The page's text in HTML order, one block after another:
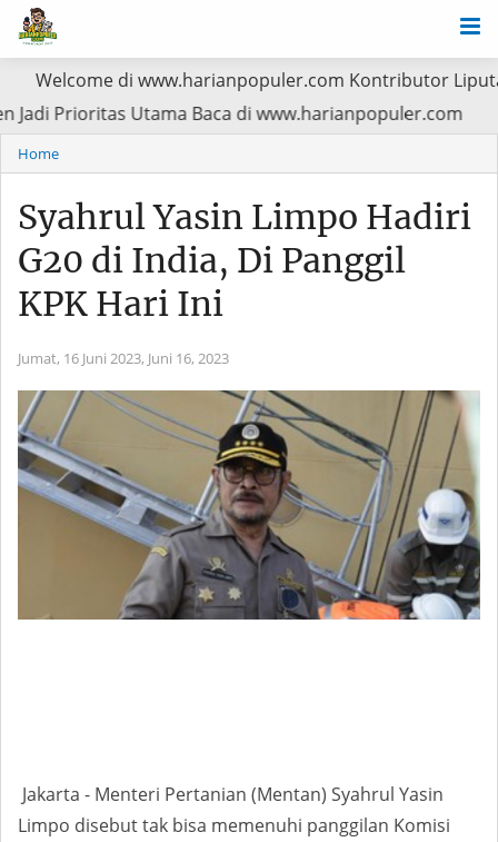
di www.harianpopuler.com Kontributor Liputan
Pasien Jadi Prioritas Utama Baca di
Home
Syahrul Yasin Limpo Hadiri
G20 di India, Di Panggil
KPK Hari Ini
Jumat, 16 Juni 2023, Juni 16, 2023
Jakarta - Menteri Pertanian (Mentan) Syahrul Yasin
Limpo disebut tak bisa memenuhi panggilan Komisi